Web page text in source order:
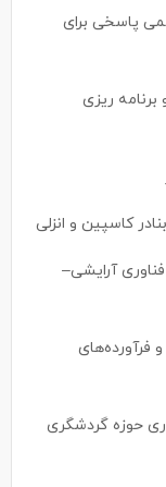
ریزی
آرایشی–
حوزه گردشگری